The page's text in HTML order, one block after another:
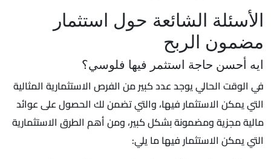
الأسئلة الشائعة حول استثمار
مضمون الربح
ايه أحسن حاجة استثمر فيها فلوسي؟
في الوقت الحالي يوجد عدد كبير من الفرص الاستثمارية المثالية
التي يمكن الاستثمار فيها، والتي تضمن لك الحصول على عوائد
مالية مجزية ومضمونة بشكل كبير، ومن أهم الطرق الاستثمارية
التي يمكن الاستثمار فيها ما يلي: